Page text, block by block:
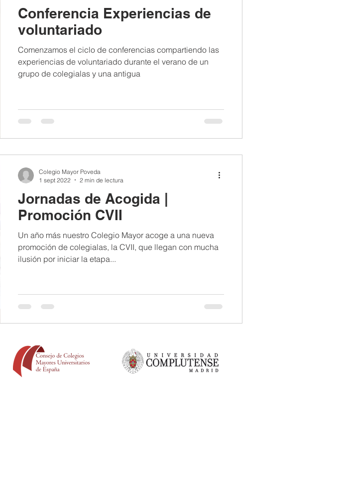
Conferencia Experiencias de
voluntariado
Comenzamos el ciclo de conferencias compartiendo las
experiencias de voluntariado durante el verano de un
grupo de colegialas y una antigua
Jornadas de Acogida |
Promoción CVII
Un año más nuestro Colegio Mayor acoge a una nueva
promoción de colegialas, la CVII, que llegan con mucha
ilusión por iniciar la etapa...
Colegio Mayor Poveda
1 sept 2022
2 min de lectura